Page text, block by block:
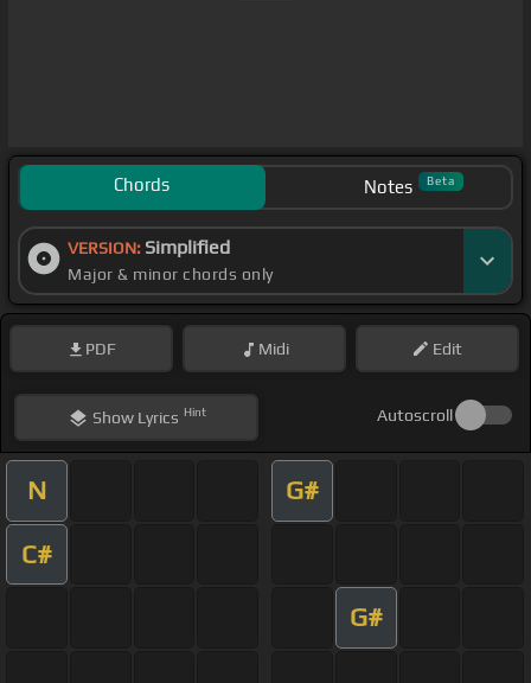
Chords Notes Beta
VERSION: Simplified
Major & minor chords only
PDF Midi Edit
ShowLyrics Hint Autoscroll
N G#
C#
G#